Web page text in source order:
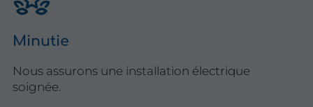
Minutie
Nous assurons une installation électrique
soignée.